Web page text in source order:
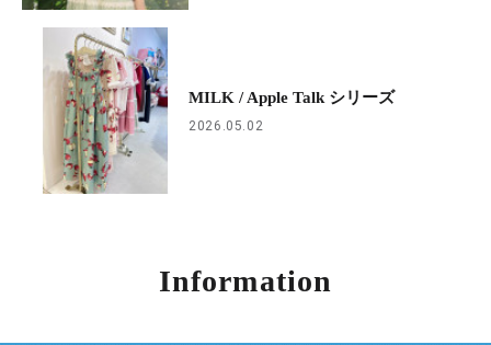
MILK / Apple Talk シリーズ
2026.05.02
Information